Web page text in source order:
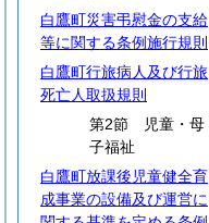
白鷹町災害弔慰金の支給
等に関する条例施行規則
白鷹町行旅病人及び行旅
死亡人取扱規則
第2節 児童・母
子福祉
白鷹町放課後児童健全育
成事業の設備及び運営に